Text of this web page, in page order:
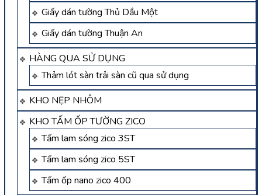
Giấy dán tường Thủ Dầu Một
Giấy dán tường Thuận An
HÀNG QUA SỬ DỤNG
Thảm lót sàn trải sàn cũ qua sử dụng
KHO NẸP NHÔM
KHO TẤM ỐP TƯỜNG ZICO
Tấm lam sóng zico 3ST
Tấm lam sóng zico 5ST
Tấm ốp nano zico 400